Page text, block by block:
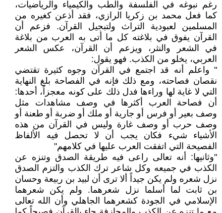
رغم نبوغه في الفلسفة والطب والكيمياء والرياضيات،
كما فعل محمد بن زكريا الرازي، فقد أذعن كغيره من
المسلمين لعبودية التراث ولتبجيل القرآن. فزعم أن
القرآن يفوق في بلاغته كل ما أتى به العرب من بلاغة
في الشعر والنثر، ويزعم أن القرآن، عكس الشعر
العربي، يخلو من الكذب. فهو يقول:
" واعلم أنه قد اجتمع في القرآن وجوه كثيرة تقتضي
نقصان فصاحته، ومع ذلك فإنه في الفصاحة بلغ النهاية
التي لا غاية لها وراءها فدل ذلك على كونه معجزاً، أحدها:
أن فصاحة العرب أكثرها في وصف مشاهدات مثل
وصف بعير أو فرس أو جارية أو ملك أو ضربة أو طعنة أو
وصف حرب أو وصف غارة وليس في القرآن من هذه
الأشياء شيء فكان يجب أن لا تحصل فيه الألفاظ
الفصيحة التي اتفقت العرب عليها في كلامهم"
"وثانيها: أنه تعالى راعى فيه طريقة الصدق وتنزه عن
الكذب في جميعه وكل شاعر ترك الكذب والتزم الصدق
نزل شعره ولم يكن جيداً ألا ترى أن لبيد بن ربيعة وحسان
بن ثابت لما أسلما نزل شعرهما. ولم يكن شعرهما
الإسلامي في الجودة كشعرهما الجاهلي وأن الله تعالى